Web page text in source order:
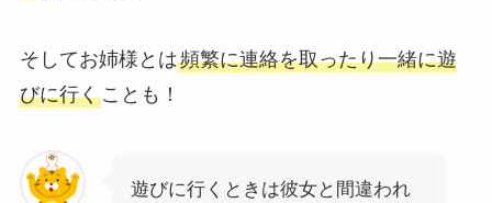
そしてお姉様とは頻繁に連絡を取ったり一緒に遊
びに行くことも！
遊びに行くときは彼女と間違われ